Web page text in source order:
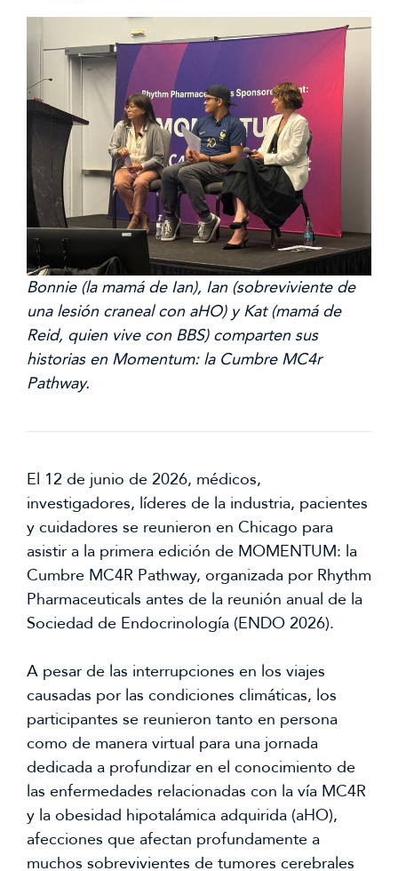
Bonnie (la mamá de Ian), Ian (sobreviviente de
una lesión craneal con aHO) y Kat (mamá de
Reid, quien vive con BBS) comparten sus
historias en Momentum: la Cumbre MC4r
Pathway.
El 12 de junio de 2026, médicos,
investigadores, líderes de la industria, pacientes
y cuidadores se reunieron en Chicago para
asistir a la primera edición de MOMENTUM: la
Cumbre MC4R Pathway, organizada por Rhythm
Pharmaceuticals antes de la reunión anual de la
Sociedad de Endocrinología (ENDO 2026).
A pesar de las interrupciones en los viajes
causadas por las condiciones climáticas, los
participantes se reunieron tanto en persona
como de manera virtual para una jornada
dedicada a profundizar en el conocimiento de
las enfermedades relacionadas con la vía MC4R
y la obesidad hipotalámica adquirida (aHO),
afecciones que afectan profundamente a
muchos sobrevivientes de tumores cerebrales